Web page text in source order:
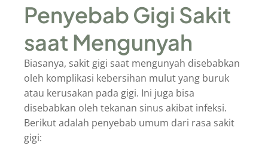
Penyebab Gigi Sakit
saat Mengunyah
Biasanya, sakit gigi saat mengunyah disebabkan
oleh komplikasi kebersihan mulut yang buruk
atau kerusakan pada gigi. Ini juga bisa
disebabkan oleh tekanan sinus akibat infeksi.
Berikut adalah penyebab umum dari rasa sakit
gigi: